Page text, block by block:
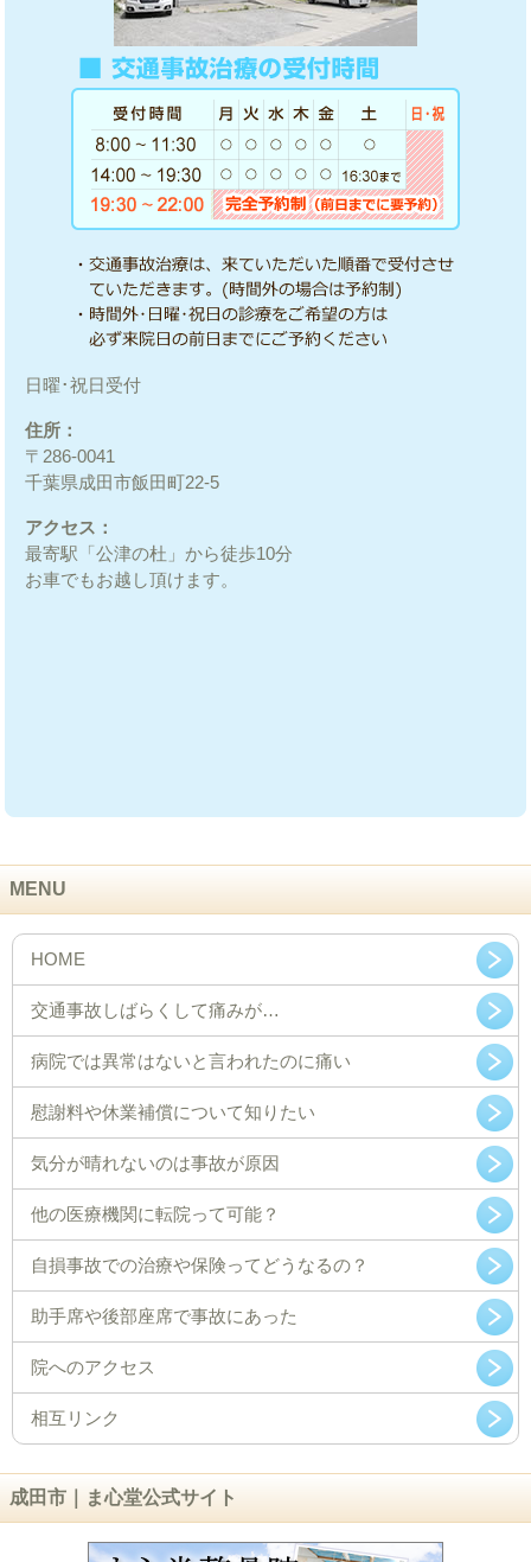
日曜･祝日受付
住所：
〒286-0041
千葉県成田市飯田町22-5
アクセス：
最寄駅「公津の杜」から徒歩10分
お車でもお越し頂けます。
MENU
HOME
交通事故しばらくして痛みが…
病院では異常はないと言われたのに痛い
慰謝料や休業補償について知りたい
気分が晴れないのは事故が原因
他の医療機関に転院って可能？
自損事故での治療や保険ってどうなるの？
助手席や後部座席で事故にあった
院へのアクセス
相互リンク
成田市｜ま心堂公式サイト